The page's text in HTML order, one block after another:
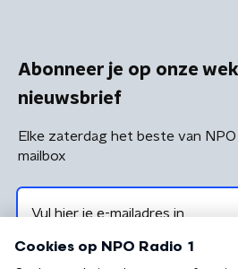
Abonneer je op onze
nieuwsbrief
Elke zaterdag het beste van NPO
mailbox